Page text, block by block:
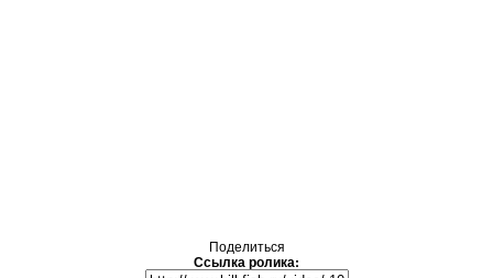
Поделиться
Ссылка ролика: